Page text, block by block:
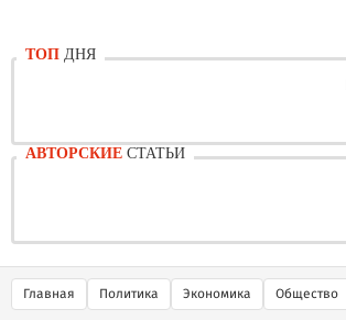
ТОП ДНЯ
АВТОРСКИЕ СТАТЬИ
Главная Политика Экономика Общество